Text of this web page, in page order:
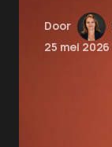
Door
25 mei 2026